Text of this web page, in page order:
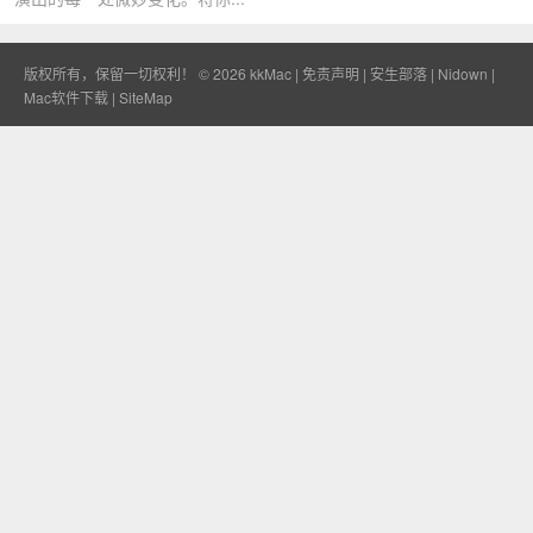
版权所有，保留一切权利！ © 2026 kkMac | 免责声明 | 安生部落 | Nidown |
Mac软件下载 | SiteMap